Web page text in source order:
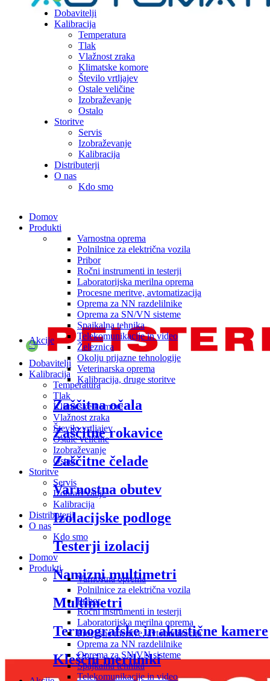
Dobavitelji
Kalibracija
Temperatura
Tlak
Vlažnost zraka
Klimatske komore
Število vrtljajev
Ostale veličine
Izobraževanje
Ostalo
Storitve
Servis
Izobraževanje
Kalibracija
Distributerji
O nas
Kdo smo
Domov
Produkti
Varnostna oprema
Polnilnice za električna vozila
Pribor
Ročni instrumenti in testerji
Laboratorijska merilna oprema
Procesne meritve, avtomatizacija
Oprema za NN razdelilnike
Oprema za SN/VN sisteme
Spajkalna tehnika
Telekomunikacije in video
Železnica
Okolju prijazne tehnologije
Veterinarska oprema
Kalibracija, druge storitve
Zaščitna očala
Zaščitne rokavice
Zaščitne čelade
Varnostna obutev
Izolacijske podloge
Testerji izolacij
Namizni multimetri
Multimetri
Termografske in akustične kamere
Kleščni merilniki
Akcije
%
Dobavitelji
Kalibracija
Temperatura
Tlak
Klimatske komore
Vlažnost zraka
Število vrtljajev
Ostale veličine
Izobraževanje
Ostalo
Storitve
Servis
Izobraževanje
Kalibracija
Distributerji
O nas
Kdo smo
Domov
Produkti
Varnostna oprema
Polnilnice za električna vozila
Pribor
Ročni instrumenti in testerji
Laboratorijska merilna oprema
Procesne meritve, avtomatizacija
Oprema za NN razdelilnike
Oprema za SN/VN sisteme
Spajkalna tehnika
Telekomunikacije in video